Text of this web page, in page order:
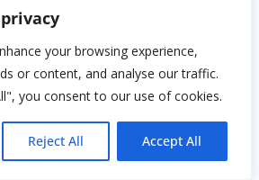
your browsing experience,
or content, and analyse our traffic.
you consent to our use of cookies.
Reject All Accept All
с международным
Монтеррея. Сделка
поглощение Arriaga с
редакции и ликвидацией
проектов.